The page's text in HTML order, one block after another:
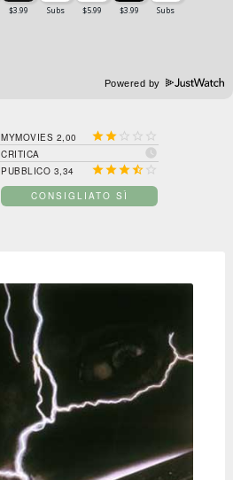
Powered by
MYMOVIES 2,00    
CRITICA 
PUBBLICO 3,34  
CONSIGLIATO SÌ